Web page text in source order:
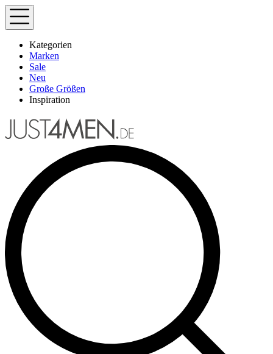
Kategorien
Marken
Sale
Neu
Große Größen
Inspiration